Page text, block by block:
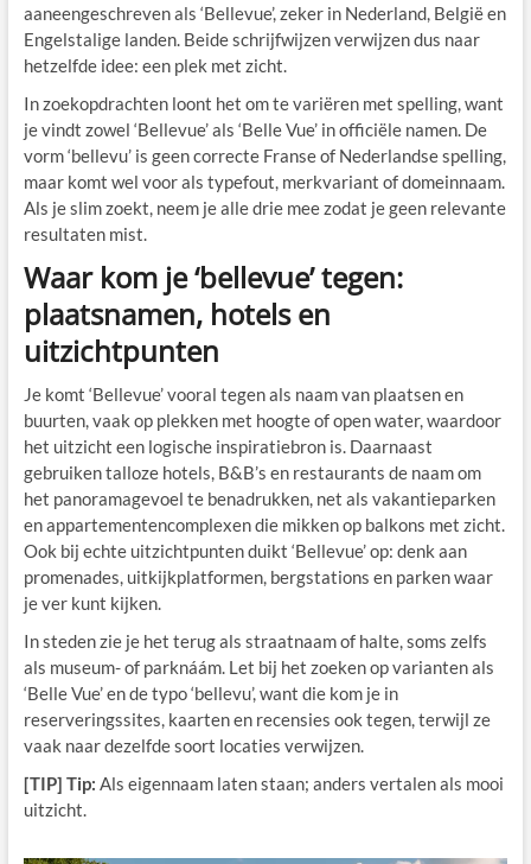
aaneengeschreven als ‘Bellevue’, zeker in Nederland, België en
Engelstalige landen. Beide schrijfwijzen verwijzen dus naar
hetzelfde idee: een plek met zicht.
In zoekopdrachten loont het om te variëren met spelling, want
je vindt zowel ‘Bellevue’ als ‘Belle Vue’ in officiële namen. De
vorm ‘bellevu’ is geen correcte Franse of Nederlandse spelling,
maar komt wel voor als typefout, merkvariant of domeinnaam.
Als je slim zoekt, neem je alle drie mee zodat je geen relevante
resultaten mist.
Waar kom je ‘bellevue’ tegen:
plaatsnamen, hotels en
uitzichtpunten
Je komt ‘Bellevue’ vooral tegen als naam van plaatsen en
buurten, vaak op plekken met hoogte of open water, waardoor
het uitzicht een logische inspiratiebron is. Daarnaast
gebruiken talloze hotels, B&B’s en restaurants de naam om
het panoramagevoel te benadrukken, net als vakantieparken
en appartementencomplexen die mikken op balkons met zicht.
Ook bij echte uitzichtpunten duikt ‘Bellevue’ op: denk aan
promenades, uitkijkplatformen, bergstations en parken waar
je ver kunt kijken.
In steden zie je het terug als straatnaam of halte, soms zelfs
als museum- of parknáám. Let bij het zoeken op varianten als
‘Belle Vue’ en de typo ‘bellevu’, want die kom je in
reserveringssites, kaarten en recensies ook tegen, terwijl ze
vaak naar dezelfde soort locaties verwijzen.
[TIP] Tip: Als eigennaam laten staan; anders vertalen als mooi
uitzicht.